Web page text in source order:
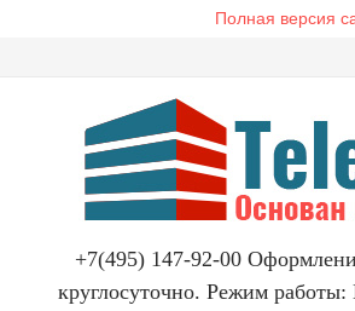
Полная версия
+7(495) 147-92-00
круглосуточно. Режим